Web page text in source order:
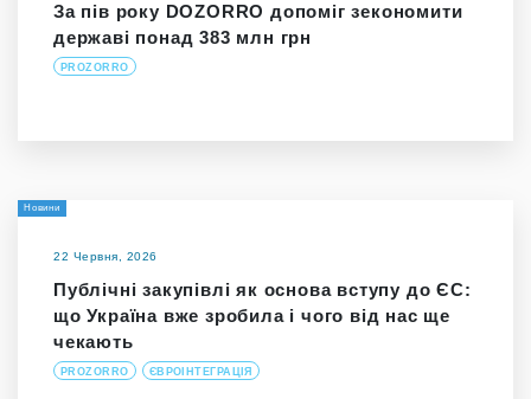
За пів року DOZORRO допоміг зекономити
державі понад 383 млн грн
PROZORRO
Новини
22 Червня, 2026
Публічні закупівлі як основа вступу до ЄС:
що Україна вже зробила і чого від нас ще
чекають
PROZORRO ЄВРОІНТЕГРАЦІЯ